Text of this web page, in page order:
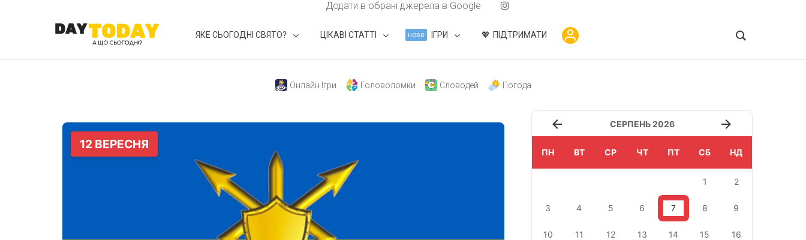
Додати в обрані джерела в Google
ЯКЕ СЬОГОДНІ СВЯТО? ЦІКАВІ СТАТТІ нове ІГРИ ПІДТРИМАТИ
Онлайн Ігри Головоломки Словодей Погода
СЕРПЕНЬ 2026
ПН ВТ СР ЧТ ПТ СБ НД
1 2
3 4 5 6 7 8 9
10 11 12 13 14 15 16